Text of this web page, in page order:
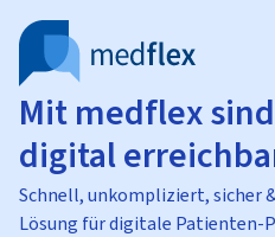
Mit medflex
digital
Schnell, unkompliziert, sicher
Lösung für digitale Patienten-